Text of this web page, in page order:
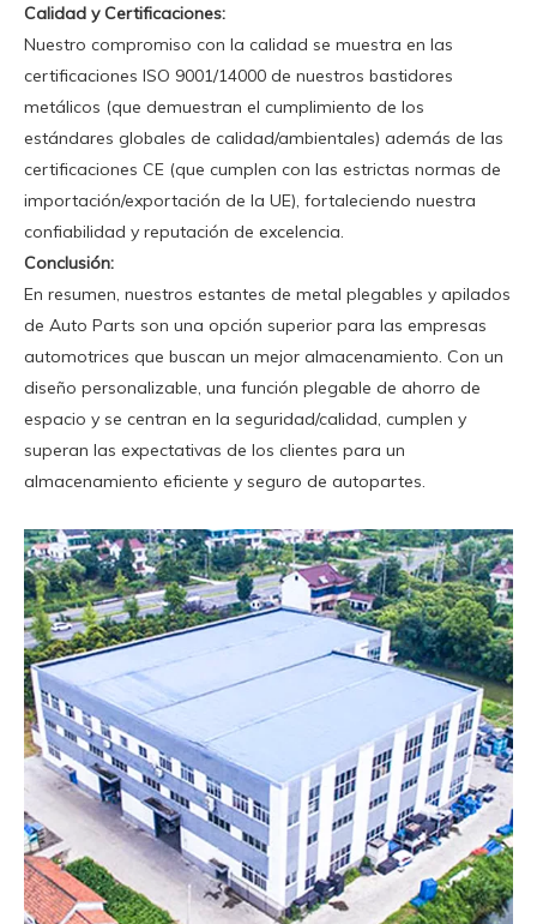
Calidad y Certificaciones:
Nuestro compromiso con la calidad se muestra en las
certificaciones ISO 9001/14000 de nuestros bastidores
metálicos (que demuestran el cumplimiento de los
estándares globales de calidad/ambientales) además de las
certificaciones CE (que cumplen con las estrictas normas de
importación/exportación de la UE), fortaleciendo nuestra
confiabilidad y reputación de excelencia.
Conclusión:
En resumen, nuestros estantes de metal plegables y apilados
de Auto Parts son una opción superior para las empresas
automotrices que buscan un mejor almacenamiento. Con un
diseño personalizable, una función plegable de ahorro de
espacio y se centran en la seguridad/calidad, cumplen y
superan las expectativas de los clientes para un
almacenamiento eficiente y seguro de autopartes.